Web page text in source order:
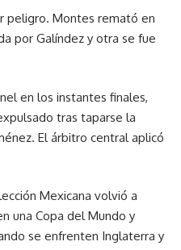
peligro. Montes remató en
por Galíndez y otra se fue
en los instantes finales,
tras taparse la
El árbitro central aplicó
Mexicana volvió a
una Copa del Mundo y
se enfrenten Inglaterra y